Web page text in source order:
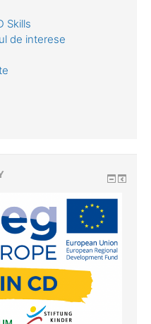
Skills
de interese